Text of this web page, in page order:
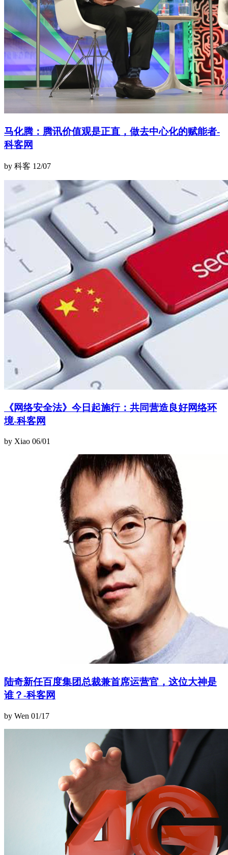
马化腾：腾讯价值观是正直，做去中心化的赋能者-
科客网
by 科客 12/07
《网络安全法》今日起施行：共同营造良好网络环
境-科客网
by Xiao 06/01
陆奇新任百度集团总裁兼首席运营官，这位大神是
谁？-科客网
by Wen 01/17